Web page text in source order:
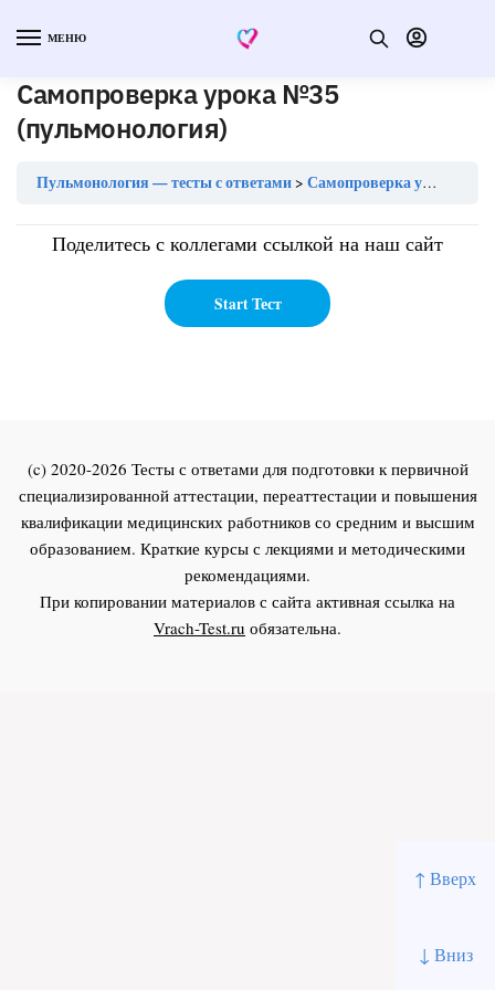
↑ Вверх
↓ Вниз
МЕНЮ
Самопроверка урока №35
(пульмонология)
Пульмонология — тесты с ответами Самопроверка урока №35 (пульмонология)
Поделитесь с коллегами ссылкой на наш сайт
(c) 2020-2026 Тесты с ответами для подготовки к первичной
специализированной аттестации, переаттестации и повышения
квалификации медицинских работников со средним и высшим
образованием. Краткие курсы с лекциями и методическими
рекомендациями.
При копировании материалов с сайта активная ссылка на
Vrach-Test.ru обязательна.